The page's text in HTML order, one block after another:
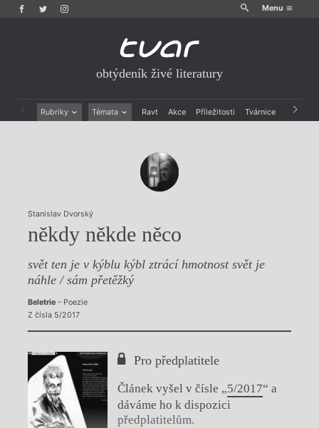
Menu
obtýdeník živé literatury
Rubriky Témata Ravt Akce Příležitosti Tvárnice Archiv
Stanislav Dvorský
někdy někde něco
svět ten je v kýblu kýbl ztrácí hmotnost svět je
náhle / sám přetěžký
Beletrie– Poezie
Z čísla 5/2017
Pro předplatitele
Článek vyšel v čísle „5/2017“ a
dáváme ho k dispozici
předplatitelům.